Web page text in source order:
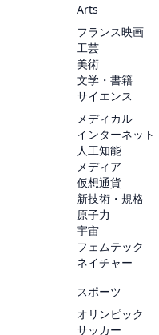
Arts
フランス映画
工芸
美術
文学・書籍
サイエンス
メディカル
インターネット
人工知能
メディア
仮想通貨
新技術・規格
原子力
宇宙
フェムテック
ネイチャー
スポーツ
オリンピック
サッカー